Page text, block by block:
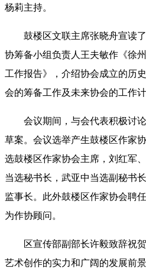
杨莉主持。
鼓楼区文联主席张晓舟宣读
协筹备小组负责人王夫敏作《徐
工作报告》，介绍协会成立的历
会的筹备工作及未来协会的工作计
会议期间，与会代表积极讨
草案。会议选举产生鼓楼区作家
选鼓楼区作家协会主席，刘红军
当选秘书长，武亚中当选副秘书
监事长。此外鼓楼区作家协会聘
为作协顾问。
区宣传部副部长许毅致辞祝
艺术创作的实力和广阔的发展前